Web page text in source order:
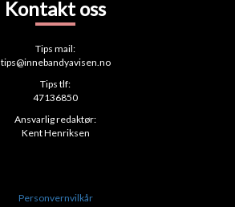
Kontakt oss
Tips mail:
tips@innebandyavisen.no
Tips tlf:
47136850
Ansvarlig redaktør:
Kent Henriksen
Personvernvilkår